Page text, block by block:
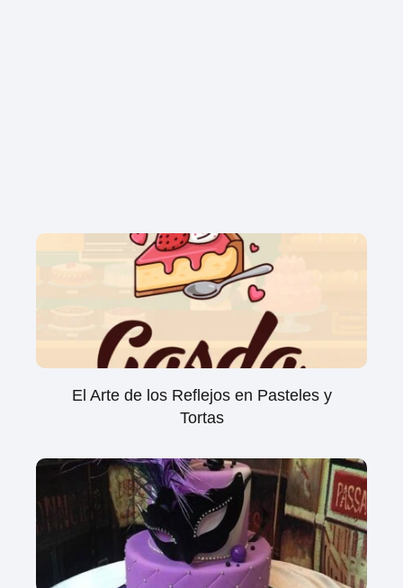
El Arte de los Reflejos en Pasteles y
Tortas